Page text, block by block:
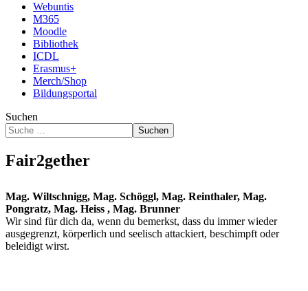
Webuntis
M365
Moodle
Bibliothek
ICDL
Erasmus+
Merch/Shop
Bildungsportal
Suchen
Suchen
Fair2gether
Mag. Wiltschnigg, Mag. Schöggl, Mag. Reinthaler, Mag.
Pongratz, Mag. Heiss , Mag. Brunner
Wir sind für dich da, wenn du bemerkst, dass du immer wieder
ausgegrenzt, körperlich und seelisch attackiert, beschimpft oder
beleidigt wirst.